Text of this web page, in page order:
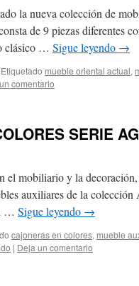
la nueva colección de
de 9 piezas diferentes
clásico … Sigue leyendo →
Etiquetado mueble oriental actual,
comentario
SERIE
el mobiliario y la
auxiliares de la colección
… Sigue leyendo →
cajoneras en colores, mueble
| Deja un comentario